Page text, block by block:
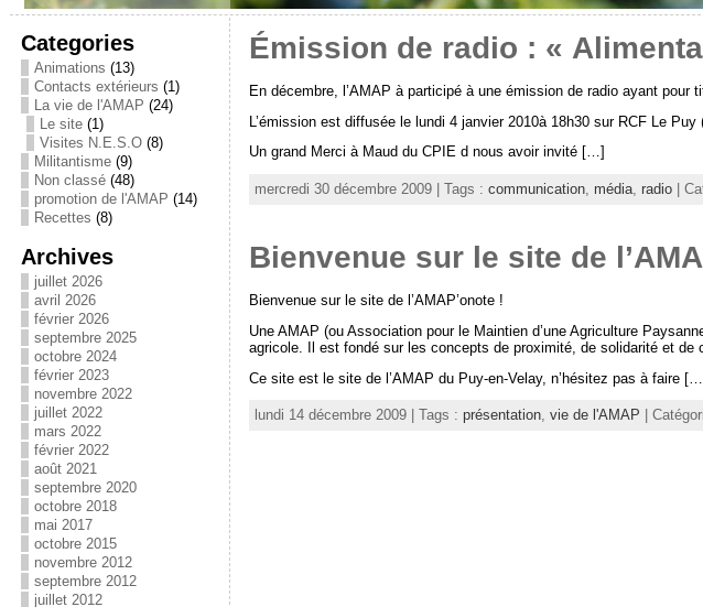
Categories
Animations (13)
Contacts extérieurs (1)
La vie de l'AMAP (24)
Le site(1)
Visites N.E.S.O(8)
Militantisme(9)
Non classé(48)
promotion de l'AMAP (14)
Recettes (8)
Archives
juillet 2026
avril 2026
février 2026
septembre 2025
octobre 2024
février 2023
novembre 2022
juillet 2022
mars 2022
février 2022
août 2021
septembre 2020
octobre 2018
mai 2017
octobre 2015
novembre 2012
septembre 2012
juillet 2012
Émission de radio : «
En décembre, l’AMAP à participé à une émission de radio ayant pour
L’émission est diffusée le lundi 4 janvier 2010à 18h30 sur RCF Le
Un grand Merci à Maud du CPIE d nous avoir invité […]
mercredi 30 décembre 2009 | Tags : communication, média, radio|
Bienvenue sur le site de
Bienvenue sur le site de l’AMAP’onote !
Une AMAP (ou Association pour le Maintien d’une Agriculture
agricole. Il est fondé sur les concepts de proximité, de solidarité et de
Ce site est le site de l’AMAP du Puy-en-Velay, n’hésitez pas à faire
lundi 14 décembre 2009 | Tags : présentation, vie de l'AMAP |